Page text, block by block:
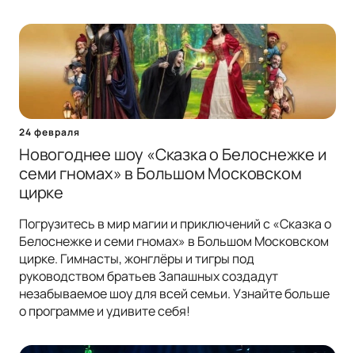
24 февраля
Новогоднее шоу «Сказка о Белоснежке и
семи гномах» в Большом Московском
цирке
Погрузитесь в мир магии и приключений с «Сказка о
Белоснежке и семи гномах» в Большом Московском
цирке. Гимнасты, жонглёры и тигры под
руководством братьев Запашных создадут
незабываемое шоу для всей семьи. Узнайте больше
о программе и удивите себя!